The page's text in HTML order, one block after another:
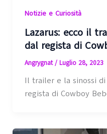
Notizie e Curiosità
Lazarus: ecco il
dal regista di
Angrygnat/ Luglio 28, 2023
Il trailer e la sinossi di
regista di Cowboy